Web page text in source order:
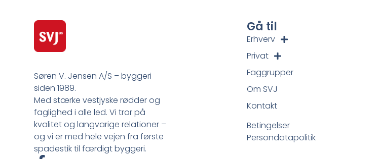
Søren V. Jensen A/S – byggeri
siden 1989.
Med stærke vestjyske rødder og
faglighed i alle led. Vi tror på
kvalitet og langvarige relationer –
og vi er med hele vejen fra første
spadestik til færdigt byggeri.
Gå til
Erhverv
Privat
Faggrupper
Om SVJ
Kontakt
Betingelser
Persondatapolitik